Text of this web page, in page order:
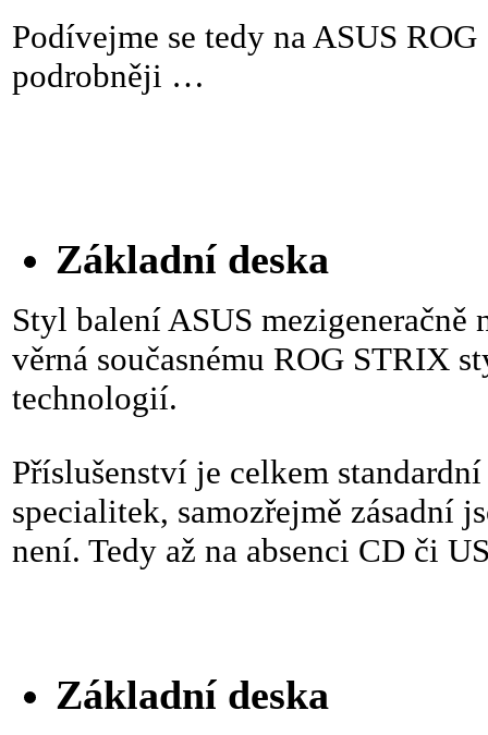
Podívejme se tedy na ASUS
podrobněji …
Základní deska
Styl balení ASUS
věrná současnému ROG STRIX
technologií.
Příslušenství je celkem
specialitek, samozřejmě zásadní
není. Tedy až na absenci CD či
Základní deska